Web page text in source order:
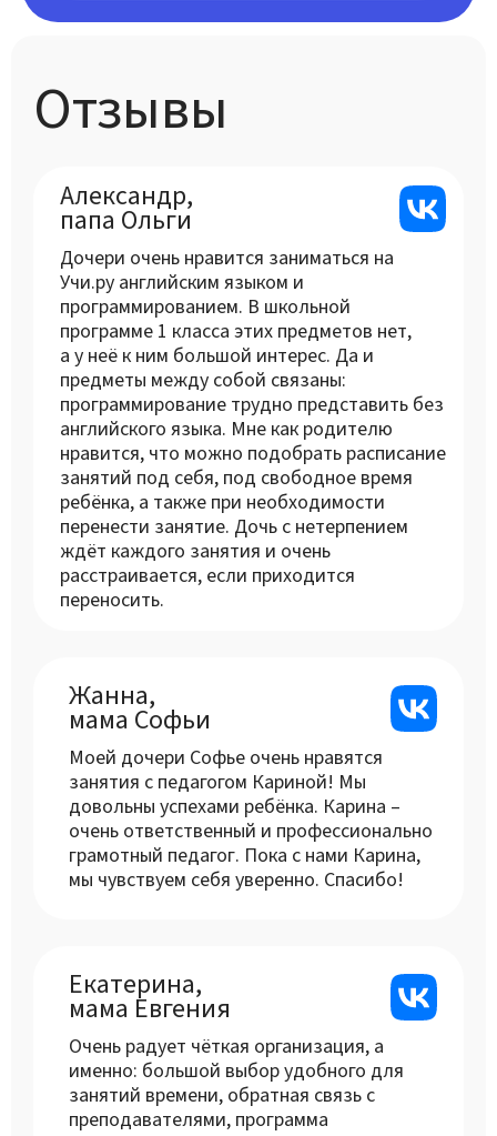
Отзывы
Александр,
папа Ольги
Дочери очень нравится заниматься на
Учи.ру английским языком и
программированием. В школьной
программе 1 класса этих предметов нет,
а у неё к ним большой интерес. Да и
предметы между собой связаны:
программирование трудно представить без
английского языка. Мне как родителю
нравится, что можно подобрать расписание
занятий под себя, под свободное время
ребёнка, а также при необходимости
перенести занятие. Дочь с нетерпением
ждёт каждого занятия и очень
расстраивается, если приходится
переносить.
Жанна,
мама Софьи
Моей дочери Софье очень нравятся
занятия с педагогом Кариной! Мы
довольны успехами ребёнка. Карина –
очень ответственный и профессионально
грамотный педагог. Пока с нами Карина,
мы чувствуем себя уверенно. Спасибо!
Екатерина,
мама Евгения
Очень радует чёткая организация, а
именно: большой выбор удобного для
занятий времени, обратная связь с
преподавателями, программа